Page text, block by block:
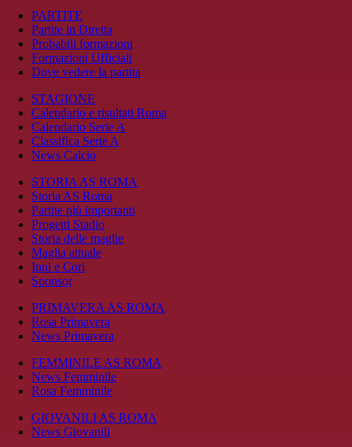
PARTITE
Partite in Diretta
Probabili formazioni
Formazioni Ufficiali
Dove vedere la partita
STAGIONE
Calendario e risultati Roma
Calendario Serie A
Classifica Serie A
News Calcio
STORIA AS ROMA
Storia AS Roma
Partite più importanti
Progetti Stadio
Storia delle maglie
Maglia attuale
Inni e Cori
Sponsor
PRIMAVERA AS ROMA
Rosa Primavera
News Primavera
FEMMINILE AS ROMA
News Femminile
Rosa Femminile
GIOVANILI AS ROMA
News Giovanili